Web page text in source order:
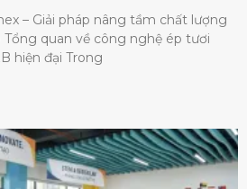
– Giải pháp nâng tầm chất lượng
quan về công nghệ ép tươi
hiện đại Trong